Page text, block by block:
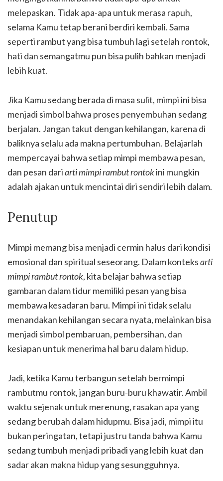
melepaskan. Tidak apa-apa untuk merasa rapuh,
selama Kamu tetap berani berdiri kembali. Sama
seperti rambut yang bisa tumbuh lagi setelah rontok,
hati dan semangatmu pun bisa pulih bahkan menjadi
lebih kuat.
Jika Kamu sedang berada di masa sulit, mimpi ini bisa
menjadi simbol bahwa proses penyembuhan sedang
berjalan. Jangan takut dengan kehilangan, karena di
baliknya selalu ada makna pertumbuhan. Belajarlah
mempercayai bahwa setiap mimpi membawa pesan,
dan pesan dariarti mimpi rambut rontokini mungkin
adalah ajakan untuk mencintai diri sendiri lebih dalam.
Penutup
Mimpi memang bisa menjadi cermin halus dari kondisi
emosional dan spiritual seseorang. Dalam konteksarti
mimpi rambut rontok, kita belajar bahwa setiap
gambaran dalam tidur memiliki pesan yang bisa
membawa kesadaran baru. Mimpi ini tidak selalu
menandakan kehilangan secara nyata, melainkan bisa
menjadi simbol pembaruan, pembersihan, dan
kesiapan untuk menerima hal baru dalam hidup.
Jadi, ketika Kamu terbangun setelah bermimpi
rambutmu rontok, jangan buru-buru khawatir. Ambil
waktu sejenak untuk merenung, rasakan apa yang
sedang berubah dalam hidupmu. Bisa jadi, mimpi itu
bukan peringatan, tetapi justru tanda bahwa Kamu
sedang tumbuh menjadi pribadi yang lebih kuat dan
sadar akan makna hidup yang sesungguhnya.